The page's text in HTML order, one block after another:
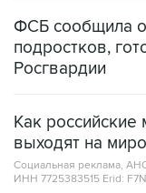
ФСБ сообщила
подростков,
Росгвардии
Как российские
выходят на
Социальная реклама,
ИНН 7725383515 Erid: